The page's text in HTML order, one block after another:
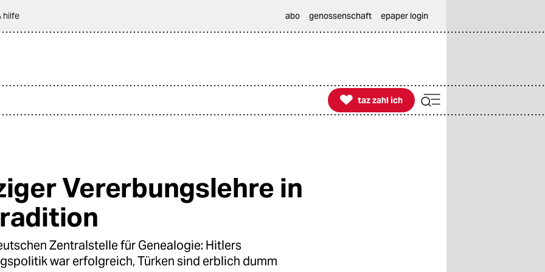
hilfe abo genossenschaft epaper login

taz zahl ich
taz zahl ich
Vererbungslehre in
Zentralstelle für Genealogie: Hitlers
war erfolgreich, Türken sind erblich dumm